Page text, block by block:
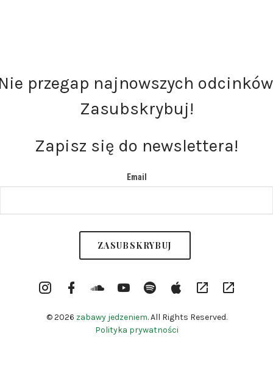
przegap najnowszych
Zasubskrybuj!
Zapisz się do newslettera!
Email
Instargram
Profile
Soundcloud
YouTube
Channel
Spotify itunes RSS
© 2026 zabawy jedzeniem. All Rights Reserved.
Polityka prywatności